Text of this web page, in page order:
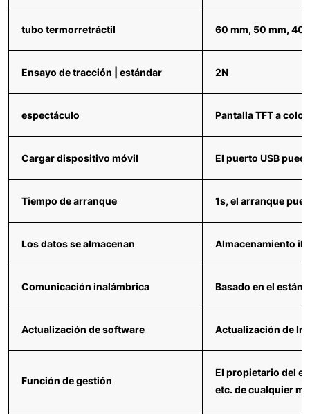
tubo termorretráctil 60 mm, 50 mm, 40
Ensayo de tracción | estándar 2N
espectáculo Pantalla TFT a
Cargar dispositivo móvil El puerto USB
Tiempo de arranque 1s, el arranque
Los datos se almacenan Almacenamiento
Comunicación inalámbrica Basado en el
Actualización de software Actualización de
Función de gestión
El propietario del
etc. de cualquier